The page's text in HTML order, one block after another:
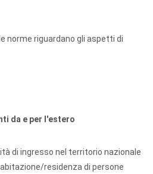
norme riguardano gli aspetti di
da e per l'estero
di ingresso nel territorio nazionale
residenza di persone